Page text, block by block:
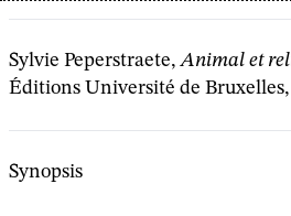
Sylvie Peperstraete,Animal et
Éditions Université de Bruxelles,
Synopsis